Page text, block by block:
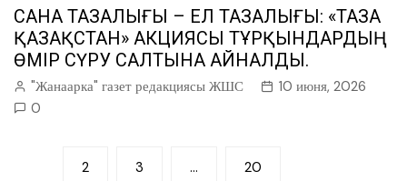
САНА ТАЗАЛЫҒЫ – ЕЛ ТАЗАЛЫҒЫ: «ТАЗА
ҚАЗАҚСТАН» АКЦИЯСЫ ТҰРҚЫНДАРДЫҢ
ӨМІР СҮРУ САЛТЫНА АЙНАЛДЫ.
"Жанаарка" газет редакциясы ЖШС
10 июня, 2026
0
Пагинация
2 3 … 20